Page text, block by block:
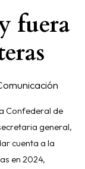
fuera
Confederal de
general,
cuenta a la
en 2024,